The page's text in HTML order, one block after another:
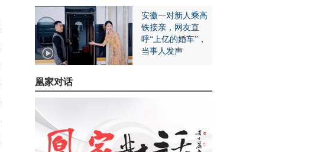
安徽一对新人乘高
铁接亲，网友直
呼“上亿的婚车”，
当事人发声
凰家对话